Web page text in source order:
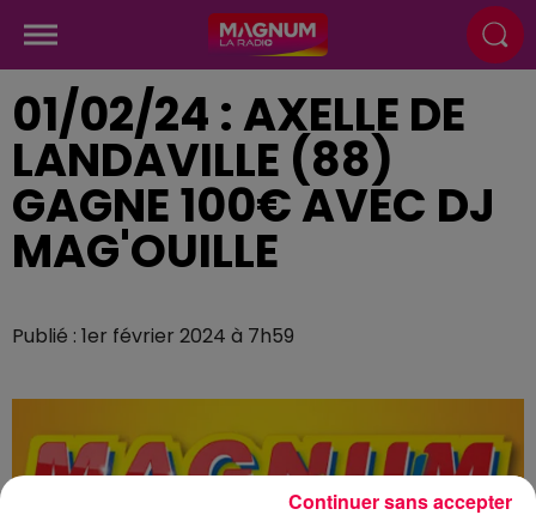
01/02/24 : AXELLE DE
LANDAVILLE (88)
GAGNE 100€ AVEC DJ
MAG'OUILLE
Publié : 1er février 2024 à 7h59
Continuer sans accepter